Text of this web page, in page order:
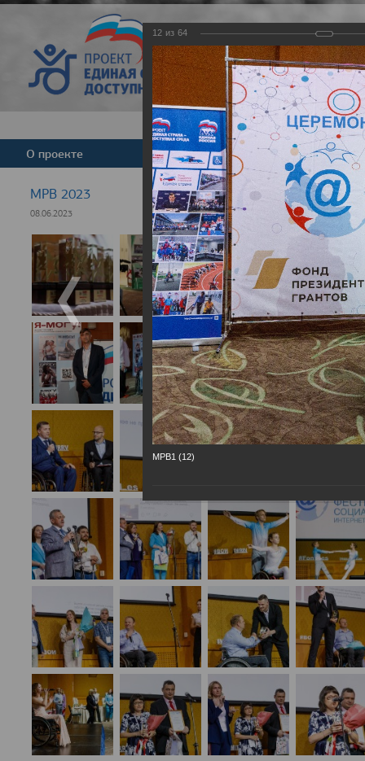
Версия для
О проекте Команда Новости
МРВ 2023
08.06.2023
12 из 64
МРВ1 (12)